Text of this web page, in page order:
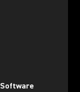
Software